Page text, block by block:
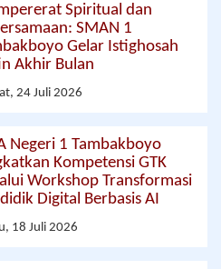
Spiritual dan
SMAN 1
Gelar Istighosah
Akhir Bulan
24 Juli 2026
Negeri 1 Tambakboyo
Kompetensi GTK
Workshop Transformasi
Digital Berbasis AI
18 Juli 2026